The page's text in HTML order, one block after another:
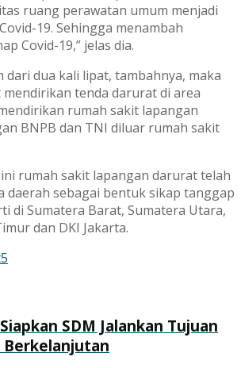
ruang perawatan umum menjadi
19. Sehingga menambah
Covid-19,” jelas dia.
dari dua kali lipat, tambahnya, maka
tenda darurat di area
rumah sakit lapangan
BNPB dan TNI diluar rumah sakit
rumah sakit lapangan darurat telah
daerah sebagai bentuk sikap tanggap
di Sumatera Barat, Sumatera Utara,
dan DKI Jakarta.
5
SDM Jalankan Tujuan
Berkelanjutan